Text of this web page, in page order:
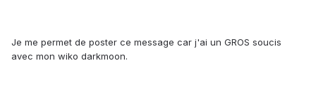
Je me permet de poster ce message car j'ai un GROS soucis
avec mon wiko darkmoon.